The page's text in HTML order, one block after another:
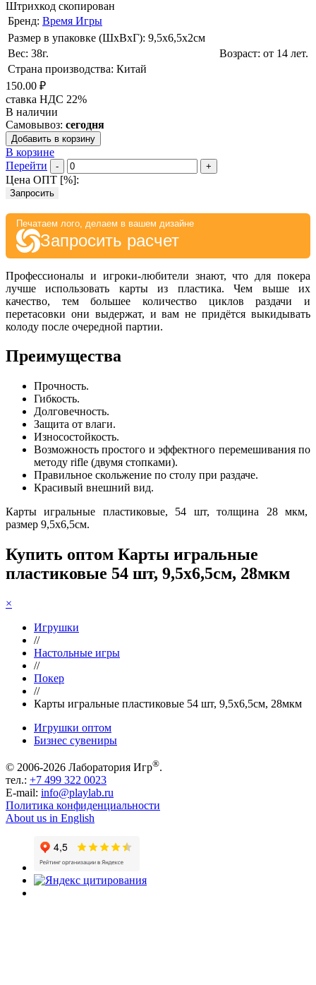
Штрихкод скопирован
Бренд: Время Игры
Размер в упаковке (ШхВxГ): 9,5х6,5х2cм
Вес: 38г.
Возраст: от 14 лет.
Страна производства: Китай
150.00 ₽
ставка НДС 22%
В наличии
Самовывоз: сегодня
Добавить в корзину
В корзине
Перейти
- +
Цена ОПТ [%]:
Запросить
Печатаем лого, делаем в вашем дизайне
Запросить расчет
Профессионалы и игроки-любители знают, что для покера
лучше использовать карты из пластика. Чем выше их
качество, тем большее количество циклов раздачи и
перетасовки они выдержат, и вам не придётся выкидывать
колоду после очередной партии.
Преимущества
Прочность.
Гибкость.
Долговечность.
Защита от влаги.
Износостойкость.
Возможность простого и эффектного перемешивания по
методу rifle (двумя стопками).
Правильное скольжение по столу при раздаче.
Красивый внешний вид.
Карты игральные пластиковые, 54 шт, толщина 28 мкм,
размер 9,5х6,5см.
Купить оптом Карты игральные
пластиковые 54 шт, 9,5х6,5см, 28мкм
×
Игрушки
//
Настольные игры
//
Покер
//
Карты игральные пластиковые 54 шт, 9,5х6,5см, 28мкм
Игрушки оптом
Бизнес сувениры
© 2006-2026 Лаборатория Игр®.
тел.: +7 499 322 0023
E-mail: info@playlab.ru
Политика конфиденциальности
About us in English